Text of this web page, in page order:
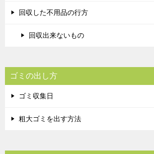
回収した不用品の行方
回収出来ないもの
ゴミの出し方
ゴミ収集日
粗大ゴミを出す方法